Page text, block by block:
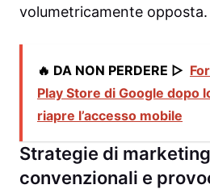
volumetricamente opposta.
🔥 DA NON PERDERE ▷
Play Store di Google dopo
riapre l’accesso mobile
Strategie di
convenzionali e